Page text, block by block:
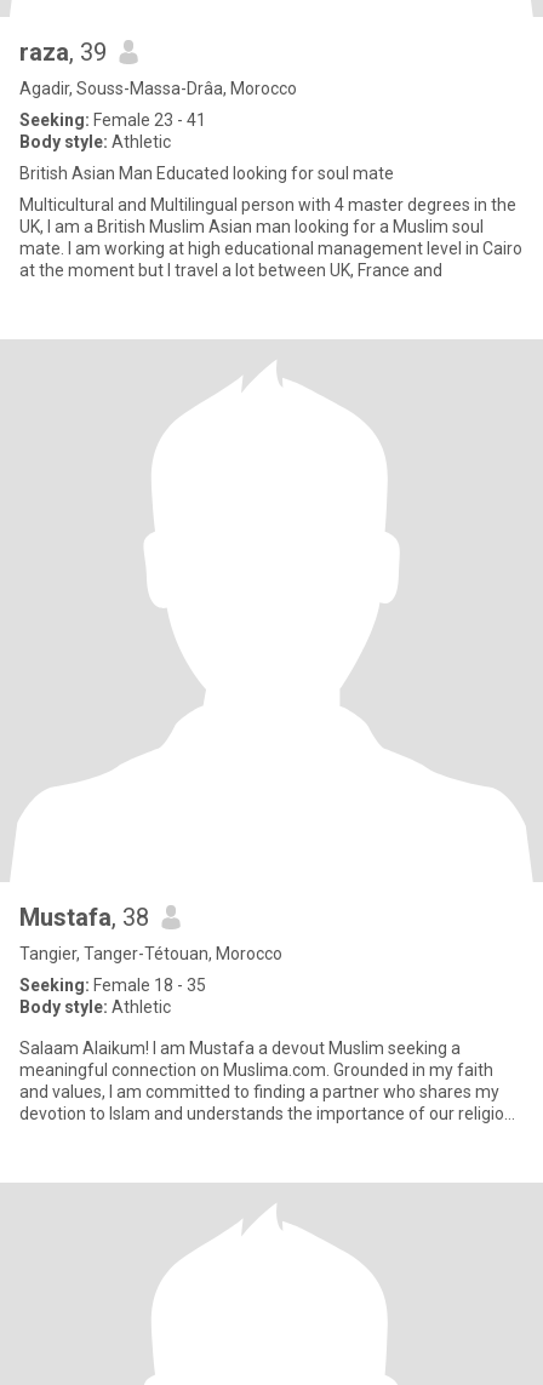
raza, 39
Agadir, Souss-Massa-Drâa, Morocco
Seeking: Female 23 - 41
Body style: Athletic
British Asian Man Educated looking for soul mate
Multicultural and Multilingual person with 4 master degrees in the
UK, I am a British Muslim Asian man looking for a Muslim soul
mate. I am working at high educational management level in Cairo
at the moment but I travel a lot between UK, France and
Mustafa, 38
Tangier, Tanger-Tétouan, Morocco
Seeking: Female 18 - 35
Body style: Athletic
Salaam Alaikum! I am Mustafa a devout Muslim seeking a
meaningful connection on Muslima.com. Grounded in my faith
and values, I am committed to finding a partner who shares my
devotion to Islam and understands the importance of our religious